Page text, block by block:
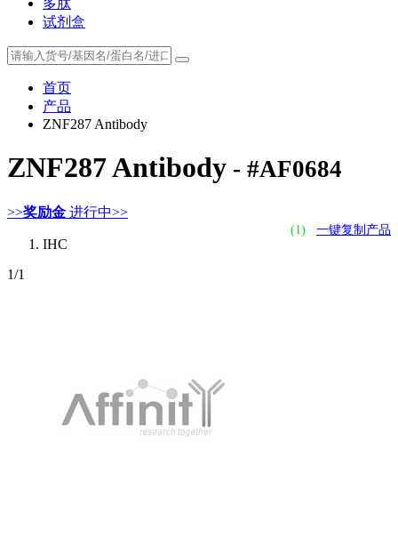
试剂盒
首页
产品
ZNF287 Antibody
ZNF287 Antibody - #AF0684
>>奖励金 进行中>>
(1) 一键复制产品
IHC
1/1